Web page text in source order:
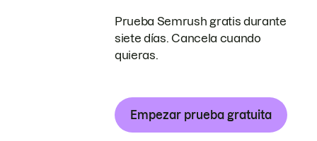
Prueba Semrush gratis durante
siete días. Cancela cuando
quieras.
Empezar prueba gratuita